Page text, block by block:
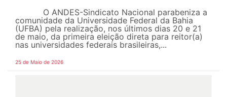
O ANDES-Sindicato Nacional parabeniza a
comunidade da Universidade Federal da Bahia
(UFBA) pela realização, nos últimos dias 20 e 21
de maio, da primeira eleição direta para reitor(a)
nas universidades federais brasileiras,...
25 de Maio de 2026